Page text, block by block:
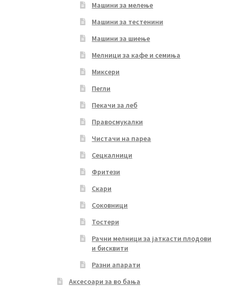
Машини за мелење
Машини за тестенини
Машини за шиење
Мелници за кафе и семиња
Миксери
Пегли
Пекачи за леб
Правосмукалки
Чистачи на пареа
Сецкалници
Фритези
Скари
Соковници
Тостери
Рачни мелници за јаткасти плодови
и бисквити
Разни апарати
Аксесоари за во бања